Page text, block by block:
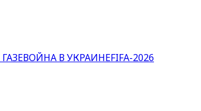
ВОЙНА В УКРАИНЕFIFA-2026